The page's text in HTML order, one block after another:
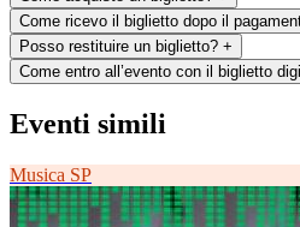
Come ricevo il biglietto dopo il
Posso restituire un biglietto? +
Come entro all’evento con il biglietto
Eventi simili
Musica SP